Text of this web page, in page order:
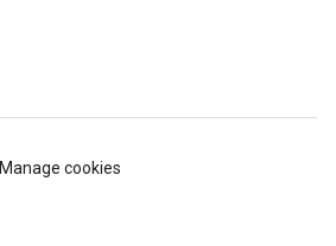
Manage cookies